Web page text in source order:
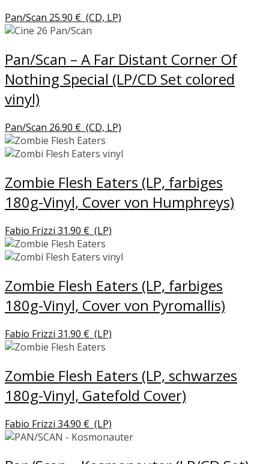
Pan/Scan 25.90 € (CD, LP)
Pan/Scan – A Far Distant Corner Of
Nothing Special (LP/CD Set colored
vinyl)
Pan/Scan 26.90 € (CD, LP)
Zombie Flesh Eaters (LP, farbiges
180g-Vinyl, Cover von Humphreys)
Fabio Frizzi 31.90 € (LP)
Zombie Flesh Eaters (LP, farbiges
180g-Vinyl, Cover von Pyromallis)
Fabio Frizzi 31.90 € (LP)
Zombie Flesh Eaters (LP, schwarzes
180g-Vinyl, Gatefold Cover)
Fabio Frizzi 34.90 € (LP)